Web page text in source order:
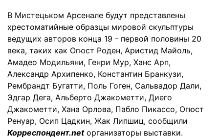
В Мистецьком Арсенале будут представлены
хрестоматийные образцы мировой скульптуры
ведущих авторов конца 19 - первой половины 20
века, таких как Огюст Роден, Аристид Майоль,
Амадео Модильяни, Генри Мур, Ханс Арп,
Александр Архипенко, Константин Бранкузи,
Рембрандт Бугатти, Поль Гоген, Сальвадор Дали,
Эдгар Дега, Альберто Джакометти, Диего
Джакометти, Хана Орлова, Пабло Пикассо, Огюст
Ренуар, Осип Цадкин, Жак Липшиц, сообщили
Корреспондент.netорганизаторы выставки.